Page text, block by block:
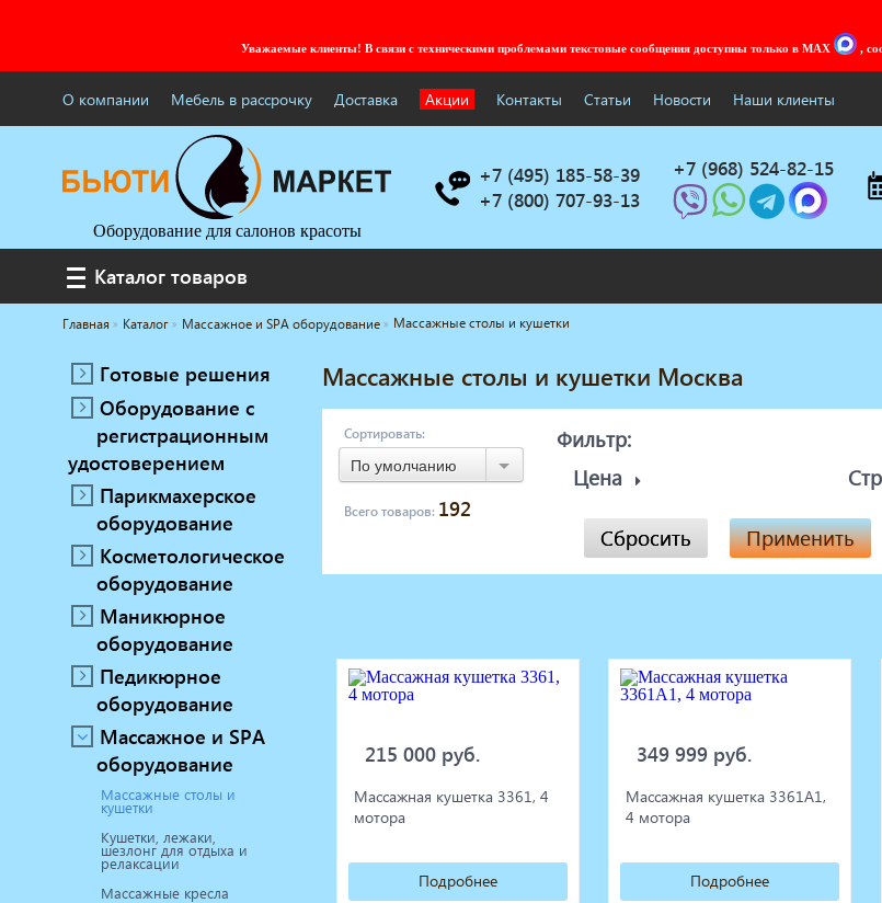
Уважаемые клиенты! В связи с техническими проблемами текстовые сообщения доступны только в MAX ,
О компании Мебель в рассрочку Доставка Акции Контакты Статьи Новости Наши клиенты
Оборудование для салонов красоты
+7 (495) 185-58-39
+7 (800) 707-93-13
+7 (968) 524-82-15
Каталог товаров
Каталог товаров
Готовые решения
Оборудование с регистрационным
удостоверением
Парикмахерское оборудование
Косметологическое оборудование
Маникюрное оборудование
Педикюрное оборудование
Массажное и SPA оборудование
Стерилизаторы
Оборудование для барбершопа
Оборудование для визажистов
Мебель для холла
Мебель в
Главная Каталог Массажное и SPA оборудование Массажные столы и кушетки
Готовые решения
Оборудование с
регистрационным
удостоверением
Парикмахерское
оборудование
Косметологическое
оборудование
Маникюрное
оборудование
Педикюрное
оборудование
Массажное и SPA
оборудование
Массажные столы и
кушетки
Кушетки, лежаки,
шезлонг для отдыха и
релаксации
Массажные кресла
Массажные столы и кушетки Москва
Сортировать:
По умолчанию
Всего товаров: 192
Фильтр:
Цена
Сбросить Применить
215 000 руб.
Массажная кушетка 3361, 4
мотора
Подробнее
349 999 руб.
Массажная кушетка 3361А1,
4 мотора
Подробнее